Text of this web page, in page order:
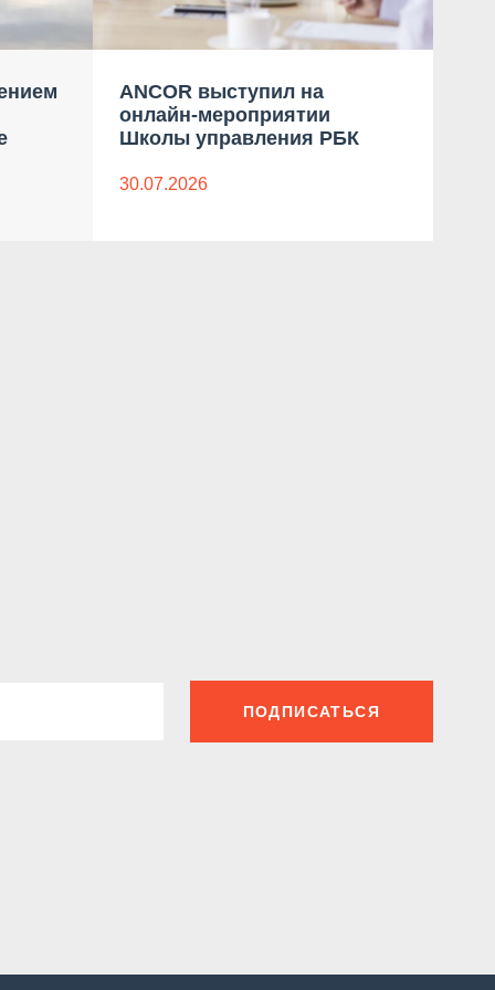
ANCOR выступил на
онлайн-мероприятии
Школы управления РБК
30.07.2026
ПОДПИСАТЬСЯ